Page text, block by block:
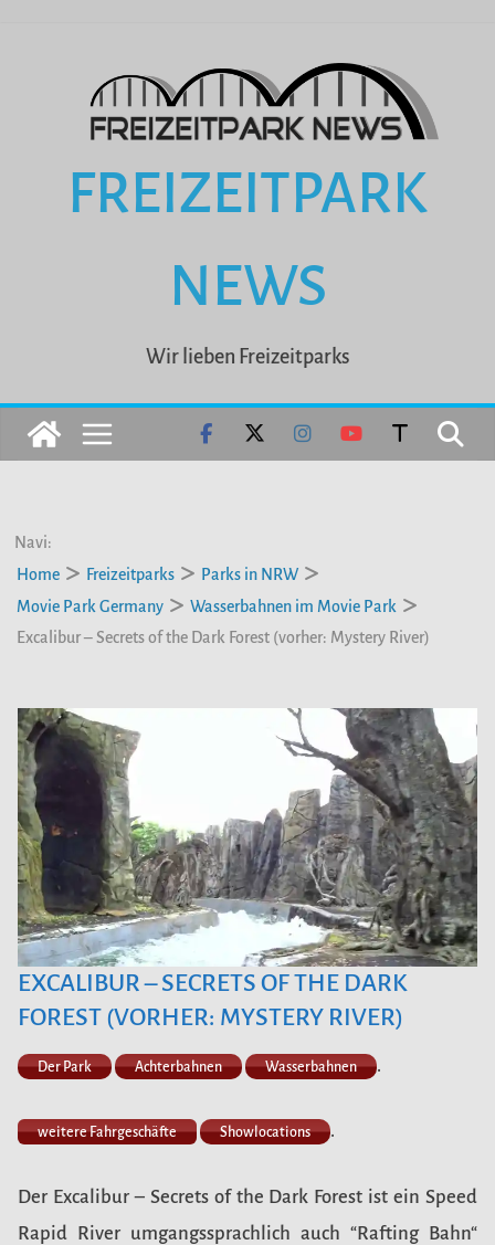
FREIZEITPARK
NEWS
Wir lieben Freizeitparks
Navi:
Home
Freizeitparks
Parks in NRW
Movie Park Germany
Wasserbahnen im Movie Park
Excalibur – Secrets of the Dark Forest (vorher: Mystery River)
EXCALIBUR – SECRETS OF THE DARK
FOREST (VORHER: MYSTERY RIVER)
Der Park Achterbahnen Wasserbahnen .
weitere Fahrgeschäfte Showlocations .
Der Excalibur – Secrets of the Dark Forest ist ein Speed
Rapid River umgangssprachlich auch “Rafting Bahn“